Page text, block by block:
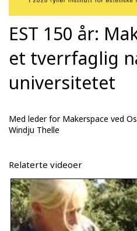
EST 150 år:
et tverrfaglig
universitetet
Med leder for Makerspace ved
Windju Thelle
Relaterte videoer